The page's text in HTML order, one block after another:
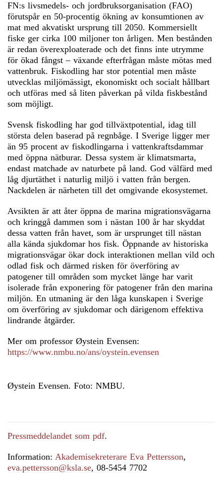
FN:s livsmedels- och jordbruksorganisation (FAO)
förutspår en 50-procentig ökning av konsumtionen av
mat med akvatiskt ursprung till 2050. Kommersiellt
fiske ger cirka 100 miljoner ton årligen. Men bestånden
är redan överexploaterade och det finns inte utrymme
för ökad fångst – växande efterfrågan måste mötas med
vattenbruk. Fiskodling har stor potential men måste
utvecklas miljömässigt, ekonomiskt och socialt hållbart
och utföras med så liten påverkan på vilda fiskbestånd
som möjligt.
Svensk fiskodling har god tillväxtpotential, idag till
största delen baserad på regnbåge. I Sverige ligger mer
än 95 procent av fiskodlingarna i vattenkraftsdammar
med öppna nätburar. Dessa system är klimatsmarta,
endast matchade av naturbete på land. God välfärd med
låg djurtäthet i naturlig miljö i vatten från bergen.
Nackdelen är närheten till det omgivande ekosystemet.
Avsikten är att åter öppna de marina migrationsvägarna
och kringgå dammen som i nästan 100 år har skyddat
dessa vatten från havet, som är ursprunget till nästan
alla kända sjukdomar hos fisk. Öppnande av historiska
migrationsvägar ökar dock interaktionen mellan vild och
odlad fisk och därmed risken för överföring av
patogener till områden som mycket länge har varit
isolerade från exponering för patogener från den marina
miljön. En utmaning är den låga kunskapen i Sverige
om överföring av sjukdomar och därigenom effektiva
lindrande åtgärder.
Mer om professor Øystein Evensen:
https://www.nmbu.no/ans/oystein.evensen
Øystein Evensen. Foto: NMBU.
Pressmeddelandet som pdf.
Information: Akademisekreterare Eva Pettersson,
eva.pettersson@ksla.se, 08-5454 7702